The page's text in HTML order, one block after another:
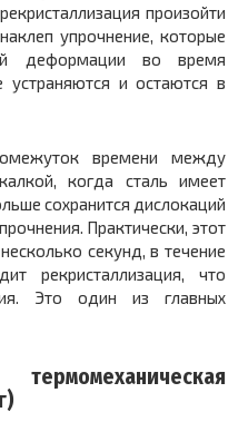
произойти
упрочнение, которые
деформации во время
и остаются в
времени между
когда сталь имеет
сохранится дислокаций
Практически, этот
секунд, в течение
рекристаллизация, что
Это один из главных